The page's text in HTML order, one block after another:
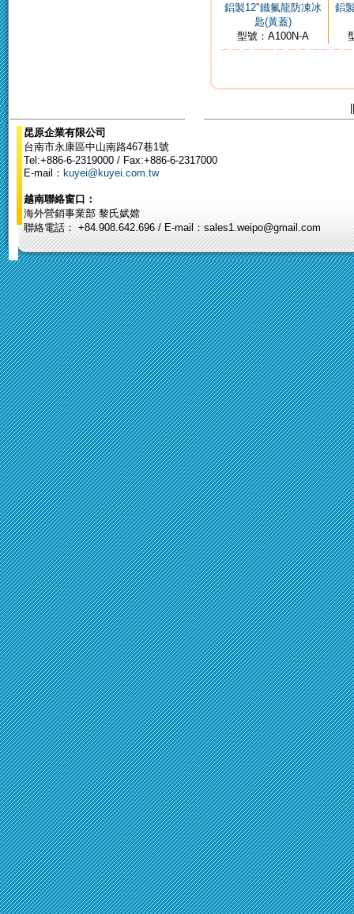
鋁製12"鐵氟龍防凍冰
匙(黃蓋)
型號：A100N-A
鋁
昆原企業有限公司
台南市永康區中山南路467巷1號
Tel:+886-6-2319000 / Fax:+886-6-2317000
E-mail： kuyei@kuyei.com.tw
越南聯絡窗口：
海外營銷事業部 黎氏娬嫦
聯絡電話： +84.908.642.696 / E-mail：sales1.weipo@gmail.com